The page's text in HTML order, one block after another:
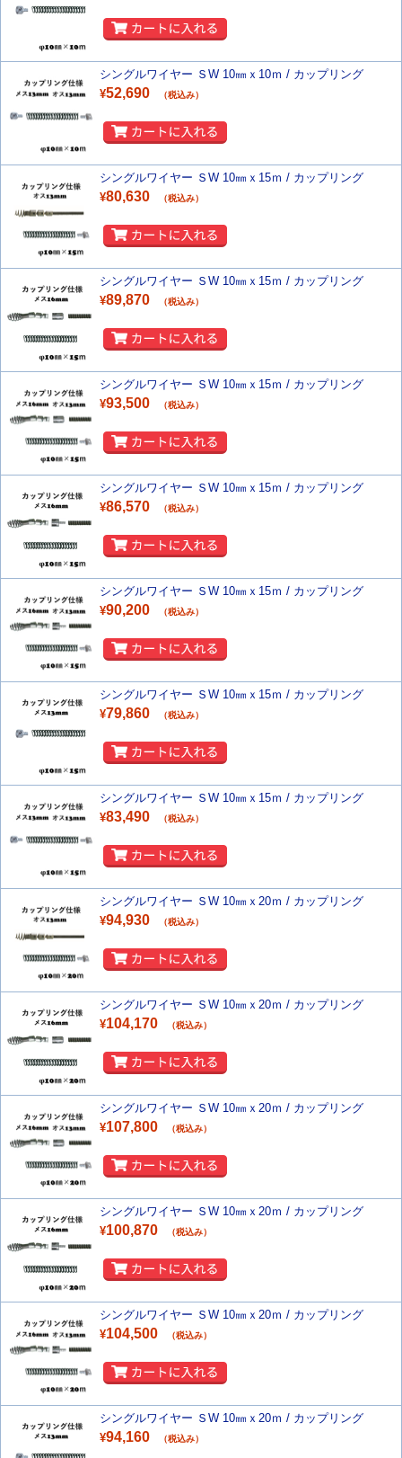
シングルワイヤー ＳW 10㎜ｘ10ｍ / カップリング
¥52,690 （税込み）
シングルワイヤー ＳW 10㎜ｘ15ｍ / カップリング
¥80,630 （税込み）
シングルワイヤー ＳW 10㎜ｘ15ｍ / カップリング
¥89,870 （税込み）
シングルワイヤー ＳW 10㎜ｘ15ｍ / カップリング
¥93,500 （税込み）
シングルワイヤー ＳW 10㎜ｘ15ｍ / カップリング
¥86,570 （税込み）
シングルワイヤー ＳW 10㎜ｘ15ｍ / カップリング
¥90,200 （税込み）
シングルワイヤー ＳW 10㎜ｘ15ｍ / カップリング
¥79,860 （税込み）
シングルワイヤー ＳW 10㎜ｘ15ｍ / カップリング
¥83,490 （税込み）
シングルワイヤー ＳW 10㎜ｘ20ｍ / カップリング
¥94,930 （税込み）
シングルワイヤー ＳW 10㎜ｘ20ｍ / カップリング
¥104,170 （税込み）
シングルワイヤー ＳW 10㎜ｘ20ｍ / カップリング
¥107,800 （税込み）
シングルワイヤー ＳW 10㎜ｘ20ｍ / カップリング
¥100,870 （税込み）
シングルワイヤー ＳW 10㎜ｘ20ｍ / カップリング
¥104,500 （税込み）
シングルワイヤー ＳW 10㎜ｘ20ｍ / カップリング
¥94,160 （税込み）